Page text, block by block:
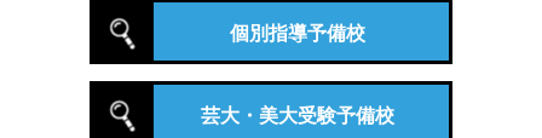
個別指導予備校
芸大・美大受験予備校